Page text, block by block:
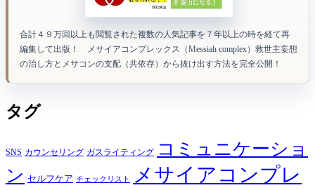
合計４９万回以上も閲覧された複数の人気記事を７年以上の時を経て再
編集して出版！ メサイアコンプレックス（Messiah complex）救世主妄想
の治し方とメサコンの支配（共依存）から抜け出す方法を完全公開！
タグ
SNS カウンセリング ガスライティング コミュニケーショ
ン セルフケア チェックリスト
メサイアコンプレ